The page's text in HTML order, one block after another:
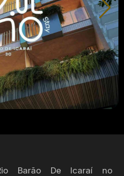
Barão De Icaraí no